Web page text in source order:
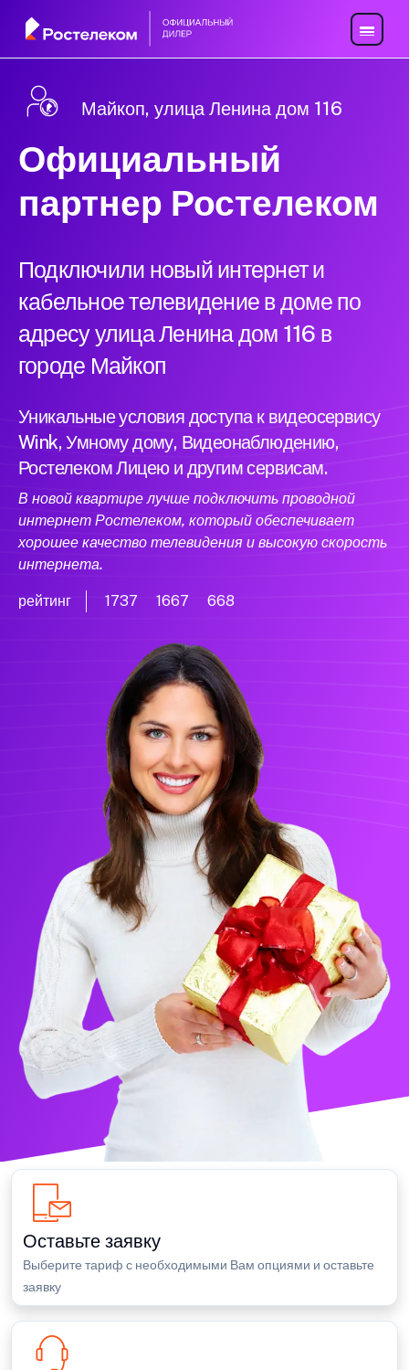
Майкоп, улица Ленина дом 116
Официальный
партнер Ростелеком
Подключили новый интернет и
кабельное телевидение в доме по
адресу улица Ленина дом 116 в
городе Майкоп
Уникальные условия доступа к видеосервису
Wink, Умному дому, Видеонаблюдению,
Ростелеком Лицею и другим сервисам.
В новой квартире лучше подключить проводной
интернет Ростелеком, который обеспечивает
хорошее качество телевидения и высокую скорость
интернета.
рейтинг 1737 1667 668
Оставьте заявку
Выберите тариф с необходимыми Вам опциями и оставьте
заявку